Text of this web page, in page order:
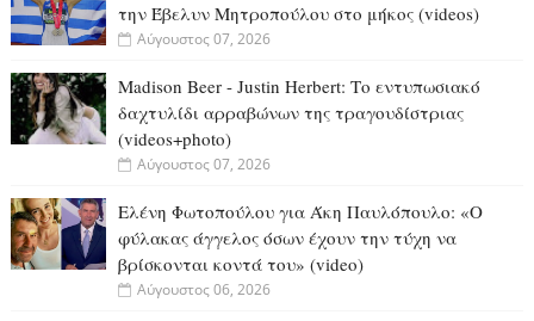
την Έβελυν Μητροπούλου στο μήκος (videos)
Αύγουστος 07, 2026
Madison Beer - Justin Herbert: Το εντυπωσιακό
δαχτυλίδι αρραβώνων της τραγουδίστριας
(videos+photo)
Αύγουστος 07, 2026
Ελένη Φωτοπούλου για Άκη Παυλόπουλο: «Ο
φύλακας άγγελος όσων έχουν την τύχη να
βρίσκονται κοντά του» (video)
Αύγουστος 06, 2026